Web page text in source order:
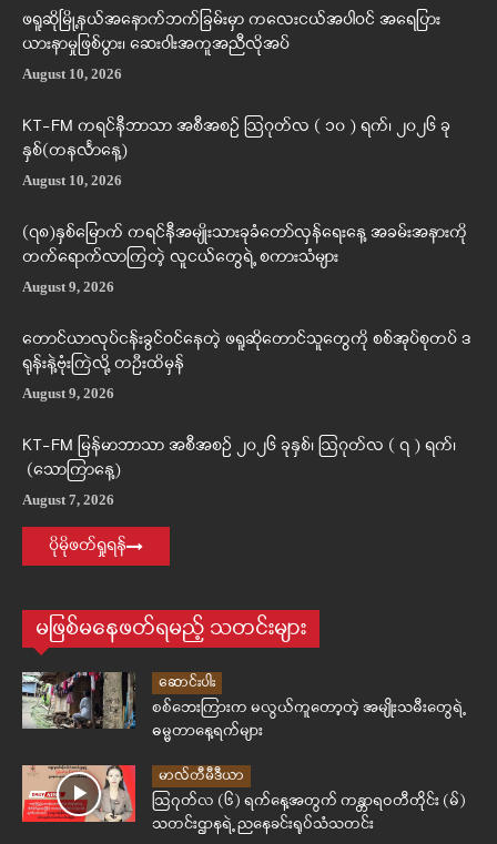
ဖရူဆိုမြို့နယ်အနောက်ဘက်ခြမ်းမှာ ကလေးငယ်အပါဝင် အရေပြား
ယားနာမှုဖြစ်ပွား၊ ဆေးဝါးအကူအညီလိုအပ်
August 10, 2026
KT-FM ကရင်နီဘာသာ အစီအစဉ် ဩဂုတ်လ ( ၁၀ ) ရက်၊ ၂၀၂၆ ခု
နှစ်(တနင်္လာနေ့)
August 10, 2026
(၇၈)နှစ်မြောက် ကရင်နီအမျိုးသားခုခံတော်လှန်ရေးနေ့ အခမ်းအနားကို
တက်ရောက်လာကြတဲ့ လူငယ်တွေရဲ့ စကားသံများ
August 9, 2026
တောင်ယာလုပ်ငန်းခွင်ဝင်နေတဲ့ ဖရူဆိုတောင်သူတွေကို စစ်အုပ်စုတပ် ဒ
ရုန်းနဲ့ဗုံးကြဲလို့ တဦးထိမှန်
August 9, 2026
KT-FM မြန်မာဘာသာ အစီအစဉ် ၂၀၂၆ ခုနှစ်၊ ဩဂုတ်လ ( ၇ ) ရက်၊
(သောကြာနေ့)
August 7, 2026
ပိုမိုဖတ်ရှုရန်
မဖြစ်မနေဖတ်ရမည့် သတင်းများ
ဆောင်းပါး
စစ်ဘေးကြားက မလွယ်ကူတော့တဲ့ အမျိုးသမီးတွေရဲ့
ဓမ္မတာနေ့ရက်များ
မာလ်တီမီဒီယာ
ဩဂုတ်လ (၆) ရက်နေ့အတွက် ကန္တာရဝတီတိုင်း (မ်)
သတင်းဌာနရဲ့ ညနေခင်းရုပ်သံသတင်း